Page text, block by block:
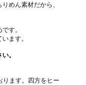
めん素材だから、
す。
ます。
。
ります。四方をヒー